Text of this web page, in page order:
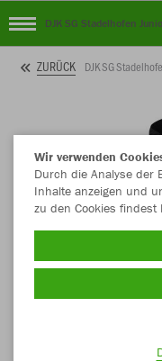
DJK SG Stadelhofen
ZURÜCK DJK SG
Wir verwenden
Durch die Analyse der
Inhalte anzeigen und
zu den Cookies